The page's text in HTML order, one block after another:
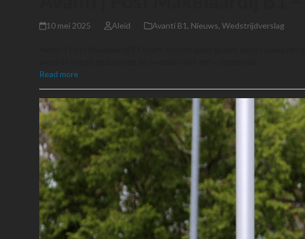
10 mei 2025 Aleid Avanti B1, Nieuws, Wedstrijdverslag
Read more